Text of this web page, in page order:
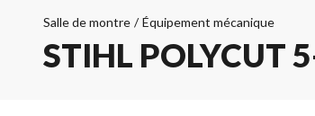
Salle de montre / Équipement mécanique
STIHL POLYCUT